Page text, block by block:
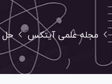
مجله علمی آیتکس حل